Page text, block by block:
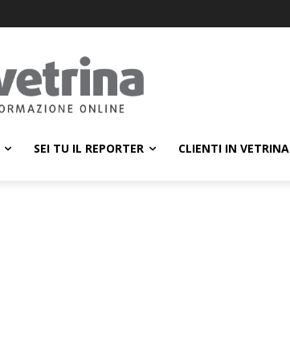
SEI TU IL REPORTER CLIENTI IN VETRINA